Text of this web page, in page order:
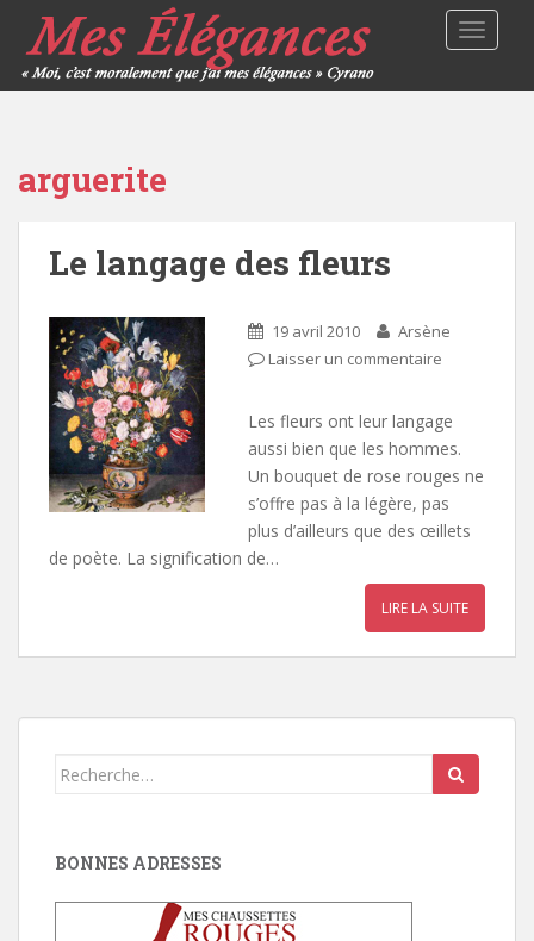
arguerite
Le langage des fleurs
19 avril 2010
Arsène
Laisser un commentaire
Les fleurs ont leur langage
aussi bien que les hommes.
Un bouquet de rose rouges ne
s’offre pas à la légère, pas
plus d’ailleurs que des œillets
de poète. La signification de…
LIRE LA SUITE
Search
BONNES ADRESSES